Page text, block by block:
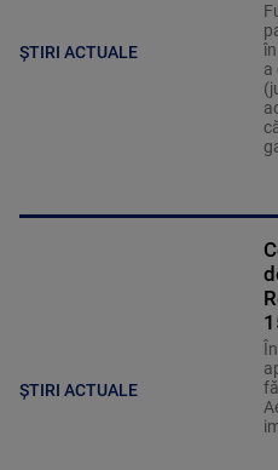
ȘTIRI ACTUALE
a
ȘTIRI ACTUALE